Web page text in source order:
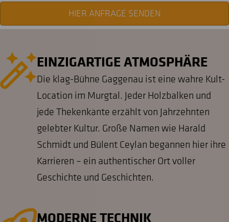
HIER ANFRAGE SENDEN
EINZIGARTIGE ATMOSPHÄRE
Die klag-Bühne Gaggenau ist eine wahre Kult-
Location im Murgtal. Jeder Holzbalken und
jede Thekenkante erzählt von Jahrzehnten
gelebter Kultur. Große Namen wie Harald
Schmidt und Bülent Ceylan begannen hier ihre
Karrieren – ein authentischer Ort voller
Geschichte und Geschichten.
MODERNE TECHNIK